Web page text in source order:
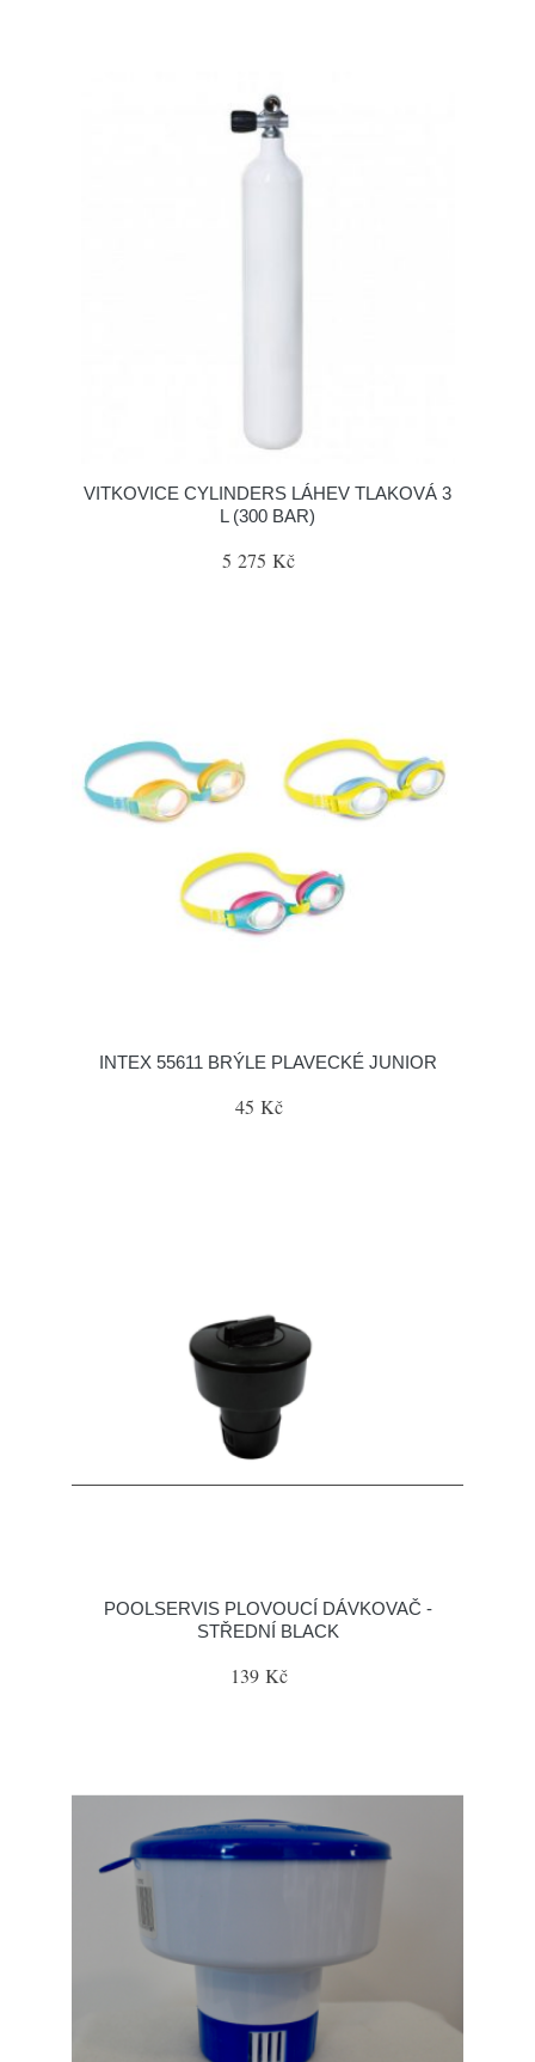
VITKOVICE CYLINDERS LÁHEV TLAKOVÁ 3
L (300 BAR)
5 275 Kč
INTEX 55611 BRÝLE PLAVECKÉ JUNIOR
45 Kč
POOLSERVIS PLOVOUCÍ DÁVKOVAČ -
STŘEDNÍ BLACK
139 Kč